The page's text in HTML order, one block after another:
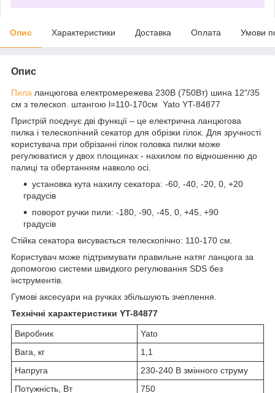
Опис Характеристики Доставка Оплата Умови
Опис
Пила ланцюгова електромережева 230В (750Вт) шина 12"/35
см з телескоп. штангою l=110-170см Yato YT-84877
Пристрій поєднує дві функції – це електрична ланцюгова
пилка і телескопічний секатор для обрізки гілок. Для зручності
користувача при обрізанні гілок головка пилки може
регулюватися у двох площинах - нахилом по відношенню до
палиці та обертанням навколо осі.
установка кута нахилу секатора: -60, -40, -20, 0, +20
градусів
поворот ручки пили: -180, -90, -45, 0, +45, +90
градусів
Стійка секатора висувається телескопічно: 110-170 см.
Користувач може підтримувати правильне натяг ланцюга за
допомогою системи швидкого регулювання SDS без
інструментів.
Гумові аксесуари на ручках збільшують зчеплення.
Технічні характеристики YT-84877
Виробник
Yato
Вага, кг
1,1
Напруга
230-240 В змінного струму
Потужність, Вт
750